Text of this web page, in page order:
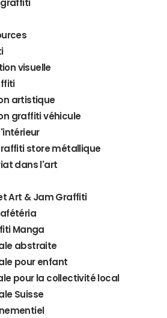
visuelle
artistique
graffiti véhicule
store métallique
dans l'art
Art & Jam Graffiti
Manga
abstraite
pour enfant
pour la collectivité local
Suisse